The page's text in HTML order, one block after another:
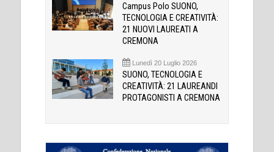
Campus Polo SUONO,
TECNOLOGIA E CREATIVITÀ:
21 NUOVI LAUREATI A
CREMONA
Lunedì 20 Luglio 2026
SUONO, TECNOLOGIA E
CREATIVITÀ: 21 LAUREANDI
PROTAGONISTI A CREMONA